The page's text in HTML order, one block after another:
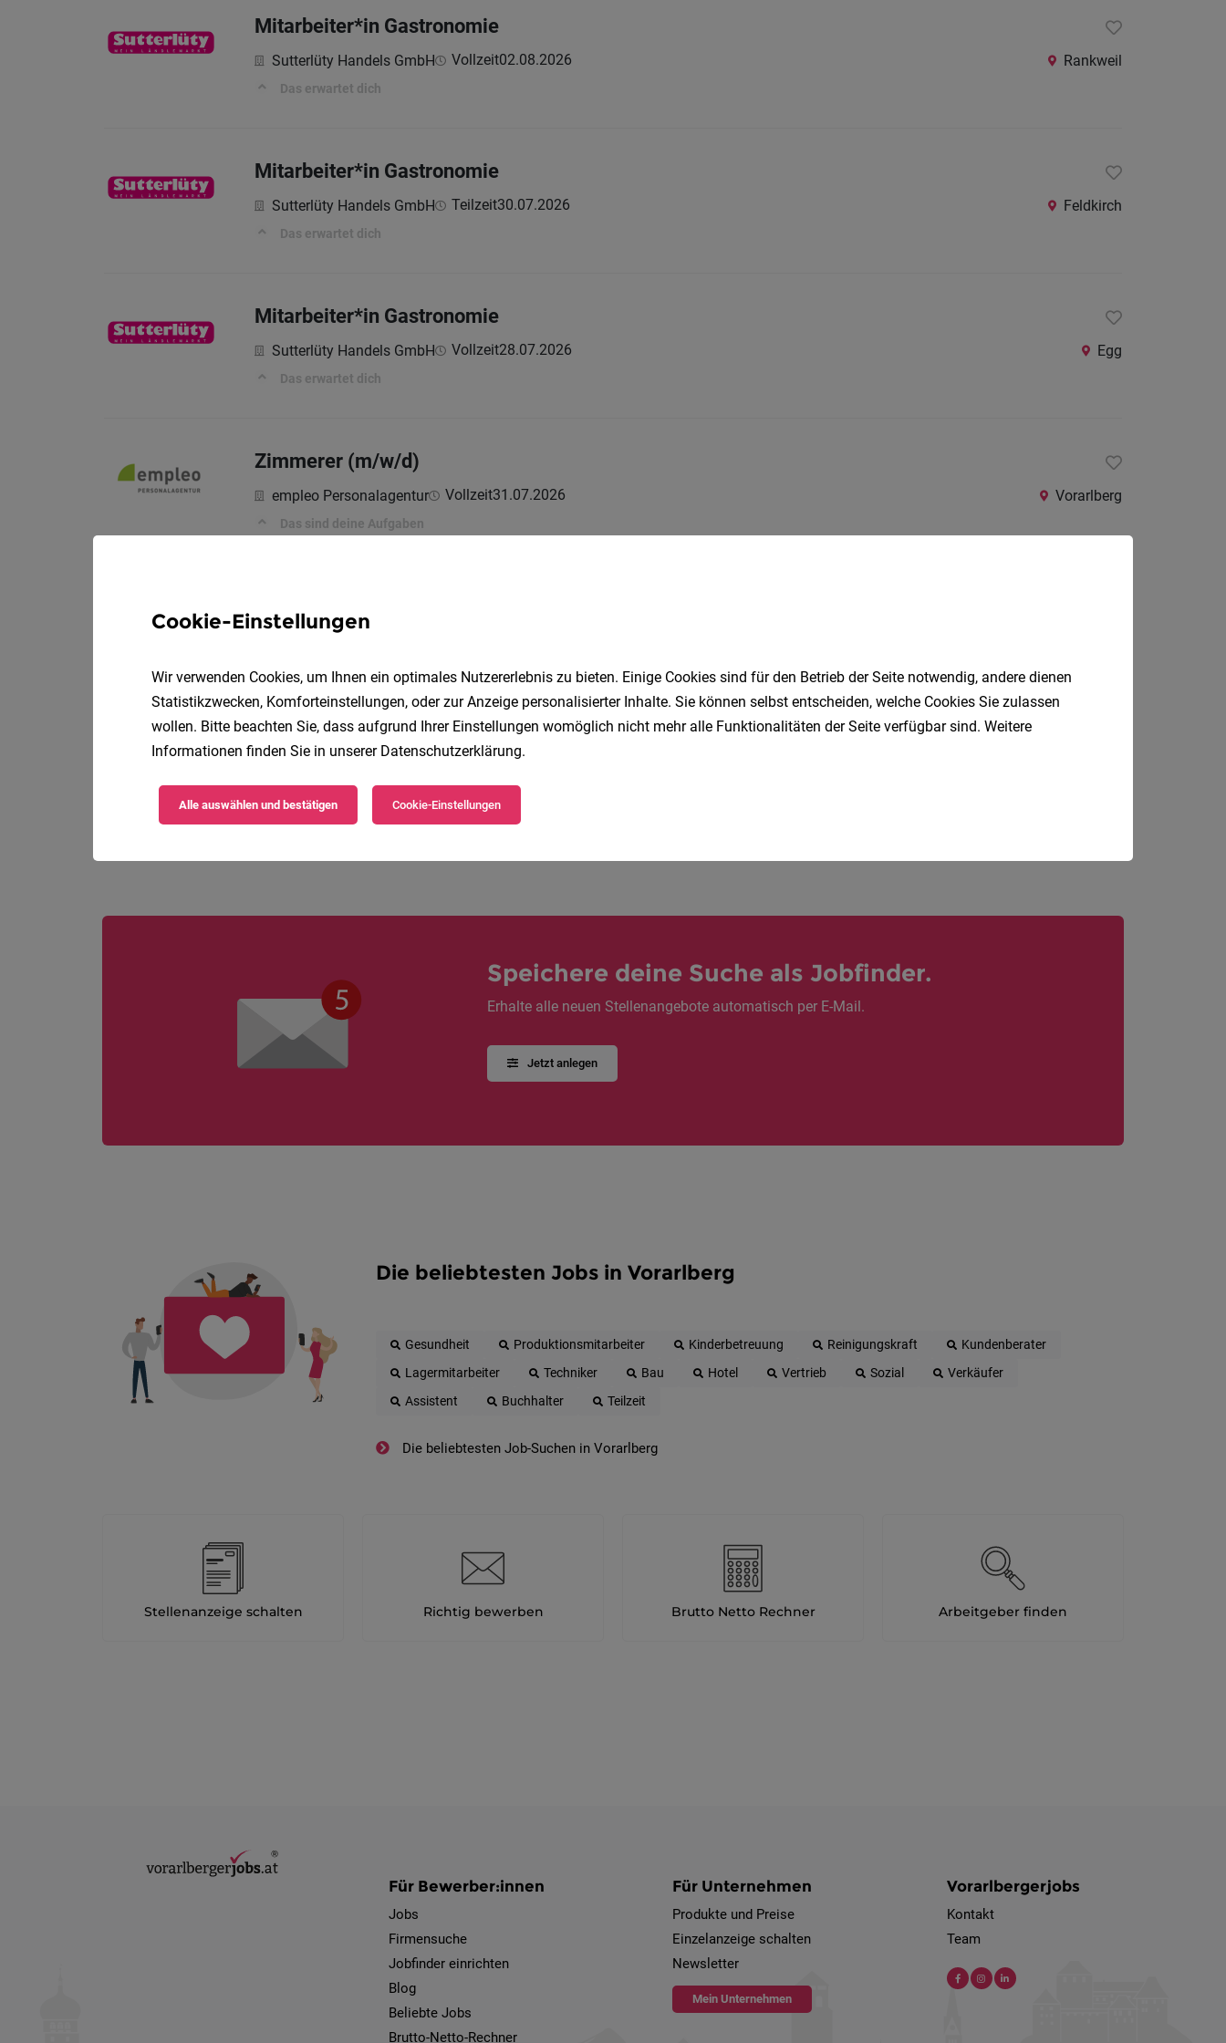
Mitarbeiter*in Gastronomie
Sutterlüty Handels GmbH Vollzeit02.08.2026 Rankweil
Das erwartet dich
Mitarbeiter*in Gastronomie
Sutterlüty Handels GmbH Teilzeit30.07.2026 Feldkirch
Das erwartet dich
Mitarbeiter*in Gastronomie
Sutterlüty Handels GmbH Vollzeit28.07.2026 Egg
Das erwartet dich
Zimmerer (m/w/d)
empleo Personalagentur Vollzeit31.07.2026 Vorarlberg
Das sind deine Aufgaben
Mein Tätigkeitsfeld:
Stv. Schichtleiter Produktion (m/w/d)
RAUCH Fruchtsäfte GmbH & Co OG Vollzeit
Speichere deine Suche als Jobfinder.
Erhalte alle neuen Stellenangebote automatisch per E-Mail.
Jetzt anlegen
Die beliebtesten Jobs in Vorarlberg
Gesundheit Produktionsmitarbeiter Kinderbetreuung Reinigungskraft
Kundenberater
Lagermitarbeiter
Techniker Bau Hotel Vertrieb Sozial
Verkäufer
Assistent
Buchhalter Teilzeit
Die beliebtesten Job-Suchen in Vorarlberg
Stellenanzeige schalten Richtig bewerben Brutto Netto Rechner Arbeitgeber finden
Für Bewerber:innen
Jobs
Firmensuche
Jobfinder einrichten
Blog
Beliebte Jobs
Brutto-Netto-Rechner
Für Unternehmen
Produkte und Preise
Einzelanzeige schalten
Newsletter
Mein Unternehmen
Vorarlbergerjobs
Kontakt
Team
Cookie-Einstellungen
Wir verwenden Cookies, um Ihnen ein optimales Nutzererlebnis zu bieten. Einige Cookies sind für den Betrieb der Seite notwendig, andere dienen
Statistikzwecken, Komforteinstellungen, oder zur Anzeige personalisierter Inhalte. Sie können selbst entscheiden, welche Cookies Sie zulassen
wollen. Bitte beachten Sie, dass aufgrund Ihrer Einstellungen womöglich nicht mehr alle Funktionalitäten der Seite verfügbar sind. Weitere
Informationen finden Sie in unserer Datenschutzerklärung.
Alle auswählen und bestätigen Cookie-Einstellungen